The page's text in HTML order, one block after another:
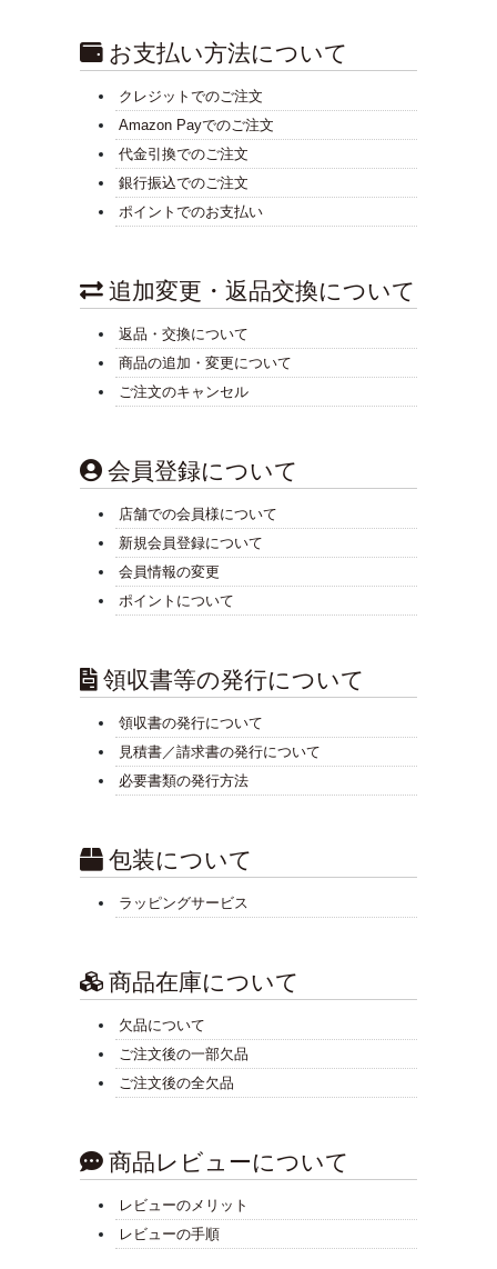
お支払い方法について
クレジットでのご注文
Amazon Payでのご注文
代金引換でのご注文
銀行振込でのご注文
ポイントでのお支払い
追加変更・返品交換について
返品・交換について
商品の追加・変更について
ご注文のキャンセル
会員登録について
店舗での会員様について
新規会員登録について
会員情報の変更
ポイントについて
領収書等の発行について
領収書の発行について
見積書／請求書の発行について
必要書類の発行方法
包装について
ラッピングサービス
商品在庫について
欠品について
ご注文後の一部欠品
ご注文後の全欠品
商品レビューについて
レビューのメリット
レビューの手順